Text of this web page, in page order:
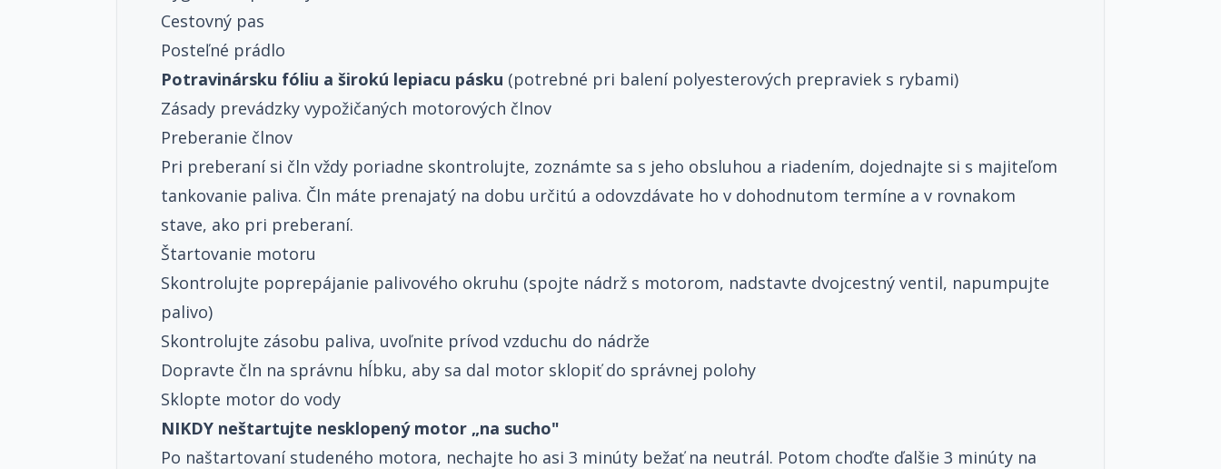
Cestovný pas
Posteľné prádlo
Potravinársku fóliu a širokú lepiacu pásku (potrebné pri balení polyesterových prepraviek s rybami)
Zásady prevádzky vypožičaných motorových člnov
Preberanie člnov
Pri preberaní si čln vždy poriadne skontrolujte, zoznámte sa s jeho obsluhou a riadením, dojednajte si s majiteľom
tankovanie paliva. Čln máte prenajatý na dobu určitú a odovzdávate ho v dohodnutom termíne a v rovnakom
stave, ako pri preberaní.
Štartovanie motoru
Skontrolujte poprepájanie palivového okruhu (spojte nádrž s motorom, nadstavte dvojcestný ventil, napumpujte
palivo)
Skontrolujte zásobu paliva, uvoľnite prívod vzduchu do nádrže
Dopravte čln na správnu hĺbku, aby sa dal motor sklopiť do správnej polohy
Sklopte motor do vody
NIKDY neštartujte nesklopený motor „na sucho"
Po naštartovaní studeného motora, nechajte ho asi 3 minúty bežať na neutrál. Potom choďte ďalšie 3 minúty na